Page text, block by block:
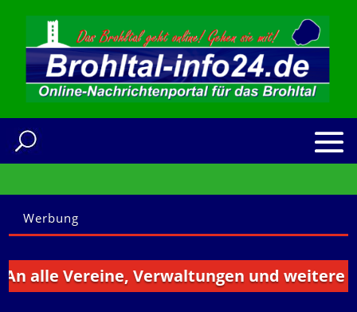
Werbung
Vereine, Verwaltungen und weitere